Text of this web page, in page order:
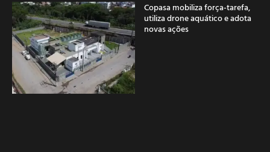
Copasa mobiliza força-tarefa,
utiliza drone aquático e adota
novas ações